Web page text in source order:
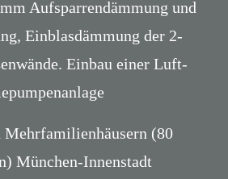
Aufsparrendämmung und
Einblasdämmung der 2-
Einbau einer Luft-
Mehrfamilienhäusern (80
München-Innenstadt